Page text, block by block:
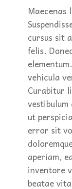
cursus sit
felis.
vehicula
Curabitur
vestibulum
ut
error sit
aperiam,
inventore
beatae